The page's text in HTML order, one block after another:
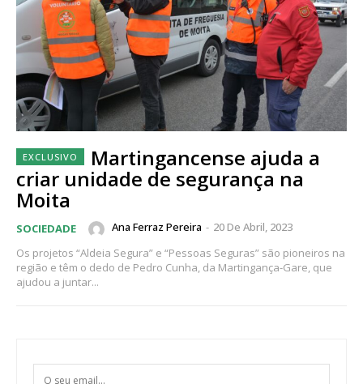
Martingancense ajuda a
criar unidade de segurança na
Moita
SOCIEDADE Ana Ferraz Pereira - 20 De Abril, 2023
Os projetos “Aldeia Segura” e “Pessoas Seguras” são pioneiros na
região e têm o dedo de Pedro Cunha, da Martingança-Gare, que
ajudou a juntar...